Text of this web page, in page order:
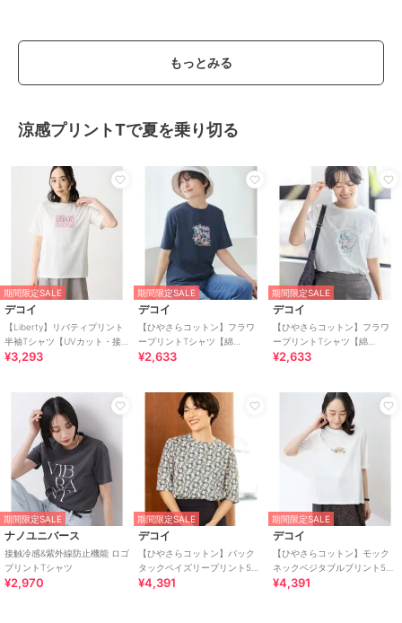
もっとみる
涼感プリントTで夏を乗り切る
期間限定SALE
デコイ
【Liberty】リバティプリント
半袖Tシャツ【UVカット・接
触冷感・オーガニックコット
¥3,293
期間限定SALE
デコイ
【ひやさらコットン】フラワ
ープリントTシャツ【綿
100％・接触冷感・UVカッ
¥2,633
期間限定SALE
デコイ
【ひやさらコットン】フラワ
ープリントTシャツ【綿
100％・接触冷感・UVカッ
¥2,633
期間限定SALE
ナノユニバース
接触冷感&紫外線防止機能 ロゴ
プリントTシャツ
¥2,970
期間限定SALE
デコイ
【ひやさらコットン】バック
タックペイズリープリント5分
袖Tシャツ【綿100％・接触冷
¥4,391
期間限定SALE
デコイ
【ひやさらコットン】モック
ネックベジタブルプリント5分
袖Tシャツ【綿100％・接触冷
¥4,391